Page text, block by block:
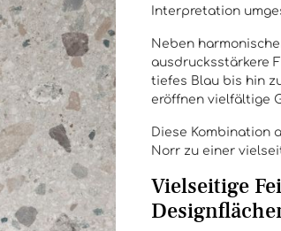
Interpretation
Neben
ausdrucksstärkere
tiefes Blau bis hin
eröffnen vielfältige
Diese Kombination
Norr zu einer
Vielseitige